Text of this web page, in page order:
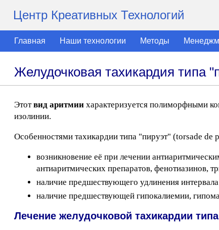
Центр Креативных Технологий
Главная Наши технологии Методы
Желудочковая тахикардия типа
Этотвид аритмии характеризуется полиморфными
изолинии.
Особенностями тахикардии типа "пируэт" (torsade de
возникновение её при лечении
антиаритмических препаратов, фенотиазинов,
наличие предшествующего удлинения
наличие предшествующей гипокалиемии,
Лечение желудочковой тахикардии